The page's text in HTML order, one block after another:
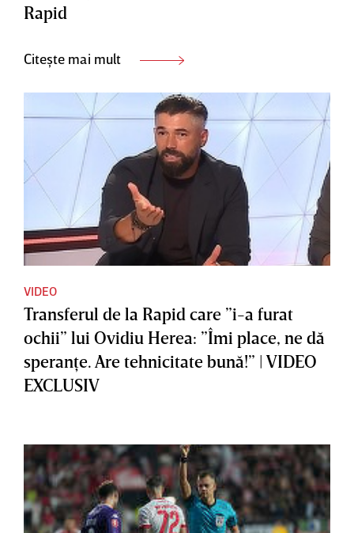
Rapid
Citește mai mult
VIDEO
Transferul de la Rapid care ”i-a furat
ochii” lui Ovidiu Herea: ”Îmi place, ne dă
speranţe. Are tehnicitate bună!” | VIDEO
EXCLUSIV